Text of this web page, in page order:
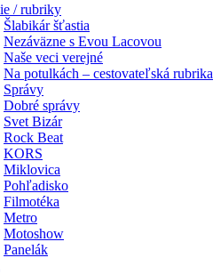
/ rubriky
Šlabikár šťastia
Nezáväzne s Evou Lacovou
Naše veci verejné
Na potulkách – cestovateľská rubrika
Správy
Dobré správy
Svet Bizár
Rock Beat
KORS
Miklovica
Pohľadisko
Filmotéka
Metro
Motoshow
Panelák